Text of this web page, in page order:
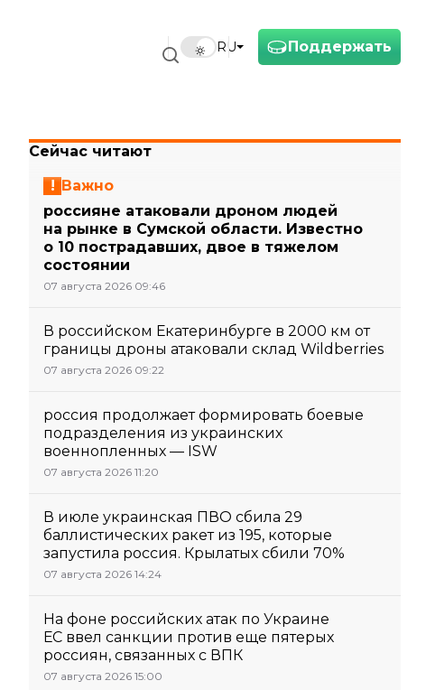
Поддержать
RU
Сейчас читают
Важно
россияне атаковали дроном людей
на рынке в Сумской области. Известно
о 10 пострадавших, двое в тяжелом
состоянии
07 августа 2026 09:46
В российском Екатеринбурге в 2000 км от
границы дроны атаковали склад Wildberries
07 августа 2026 09:22
россия продолжает формировать боевые
подразделения из украинских
военнопленных — ISW
07 августа 2026 11:20
В июле украинская ПВО сбила 29
баллистических ракет из 195, которые
запустила россия. Крылатых сбили 70%
07 августа 2026 14:24
На фоне российских атак по Украине
ЕС ввел санкции против еще пятерых
россиян, связанных с ВПК
07 августа 2026 15:00